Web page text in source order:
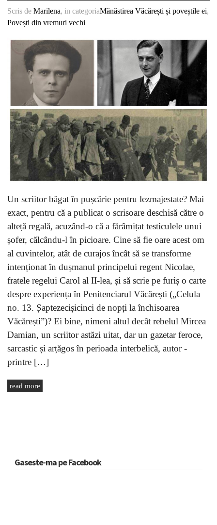
Scris de Marilena, in categoriaMănăstirea Văcărești și poveștile ei,
Povești din vremuri vechi
Un scriitor băgat în pușcărie pentru lezmajestate? Mai
exact, pentru că a publicat o scrisoare deschisă către o
alteță regală, acuzând-o că a fărâmițat testiculele unui
șofer, călcându-l în picioare. Cine să fie oare acest om
al cuvintelor, atât de curajos încât să se transforme
intenționat în dușmanul principelui regent Nicolae,
fratele regelui Carol al II-lea, și să scrie pe furiș o carte
despre experiența în Penitenciarul Văcărești („Celula
no. 13. Șaptezecișicinci de nopți la închisoarea
Văcărești”)? Ei bine, nimeni altul decât rebelul Mircea
Damian, un scriitor astăzi uitat, dar un gazetar feroce,
sarcastic și arțăgos în perioada interbelică, autor -
printre […]
read more
Gaseste-ma pe Facebook